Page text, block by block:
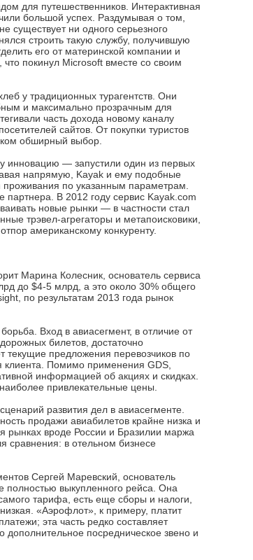
для путешественников. Интерактивная
большой успех. Раздумывая о том,
существует ни одного серьезного
строить такую службу, получившую
его от материнской компании и
покинул Microsoft вместе со своим
у традиционных турагентств. Они
и максимально прозрачным для
часть дохода новому каналу
сайтов. От покупки туристов
обширный выбор.
инновацию — запустили один из первых
напрямую, Kayak и ему подобные
по указанным параметрам.
В 2012 году сервис Kayak.com
новые рынки — в частности стал
трэвел-агрегаторы и метапоисковики,
американскому конкуренту.
Марина Колесник, основатель сервиса
до $4-5 млрд, а это около 30% общего
по результатам 2013 года рынок
Вход в авиасегмент, в отличие от
билетов, достаточно
текущие предложения перевозчиков по
клиента. Помимо применения GDS,
информацией об акциях и скидках.
привлекательные цены.
развития дел в авиасегменте.
продажи авиабилетов крайне низка и
рынках вроде России и Бразилии маржа
сравнения: в отельном бизнесе
Сергей Маревский, основатель
полностью выкупленного рейса. Она
тарифа, есть еще сборы и налоги,
«Аэрофлот», к примеру, платит
эта часть редко составляет
дополнительное посредническое звено и